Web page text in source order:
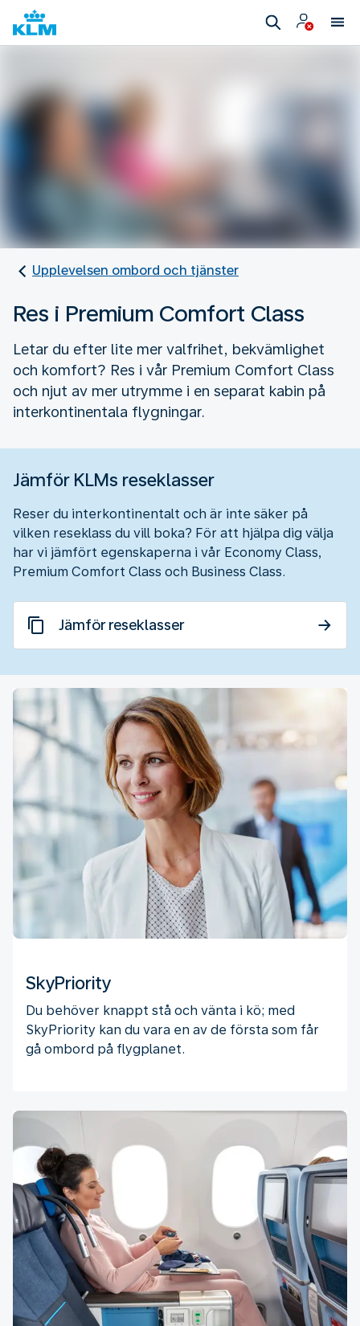
Upplevelsen ombord och tjänster
Res i Premium Comfort Class
Letar du efter lite mer valfrihet, bekvämlighet
och komfort? Res i vår Premium Comfort Class
och njut av mer utrymme i en separat kabin på
interkontinentala flygningar.
Jämför KLMs reseklasser
Reser du interkontinentalt och är inte säker på
vilken reseklass du vill boka? För att hjälpa dig välja
har vi jämfört egenskaperna i vår Economy Class,
Premium Comfort Class och Business Class.
Jämför reseklasser
SkyPriority
Du behöver knappt stå och vänta i kö; med
SkyPriority kan du vara en av de första som får
gå ombord på flygplanet.